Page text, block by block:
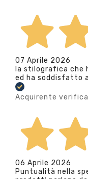
07 Aprile 2026
la stilografica che
ed ha soddisfatto
Acquirente
06 Aprile 2026
Puntualità nella